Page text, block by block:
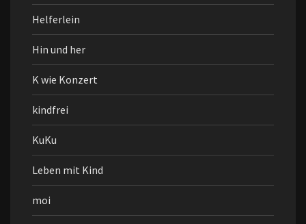
Helferlein
Hin und her
K wie Konzert
kindfrei
KuKu
Leben mit Kind
moi